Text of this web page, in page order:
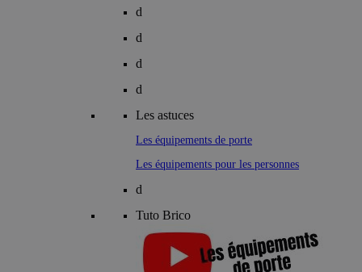
d
d
d
d
Les astuces
Les équipements de porte
Les équipements pour les personnes
d
Tuto Brico